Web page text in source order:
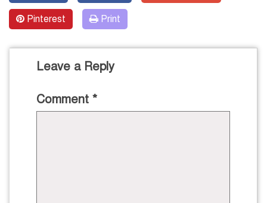
Pinterest Print
Leave a Reply
Comment *